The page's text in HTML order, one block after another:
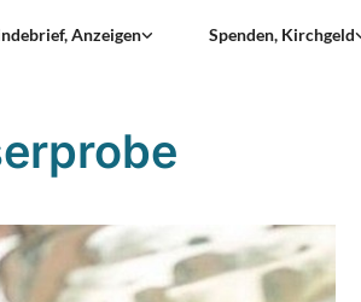
Anzeigen Spenden, Kirchgeld